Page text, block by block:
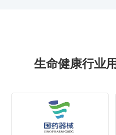
生命健康行业